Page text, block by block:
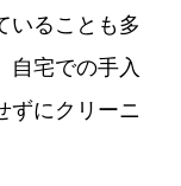
いることも多
自宅での手入
ずにクリーニ